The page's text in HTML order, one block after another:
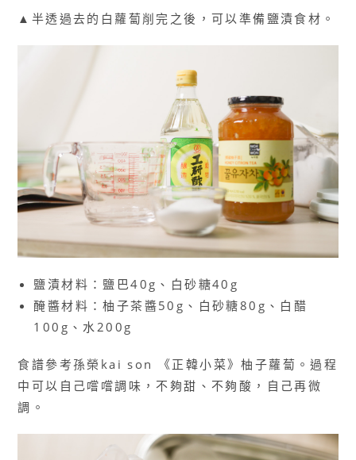
▲半透過去的白蘿蔔削完之後，可以準備鹽漬食材。
鹽漬材料：鹽巴40g、白砂糖40g
醃醬材料：柚子茶醬50g、白砂糖80g、白醋
100g、水200g
食譜參考孫榮kai son 《正韓小菜》柚子蘿蔔。過程
中可以自己嚐嚐調味，不夠甜、不夠酸，自己再微
調。